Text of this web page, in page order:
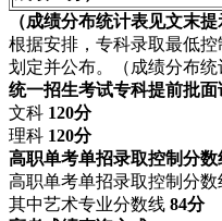
（成绩分布统计表见文末提
根据安排，专科录取最低
划定并公布。（成绩分布统
统一招生考试专科提前批面
文科 120分
理科 120分
高职单考单招录取控制分数
高职单考单招录取控制分数
其中艺术专业分数线 84分